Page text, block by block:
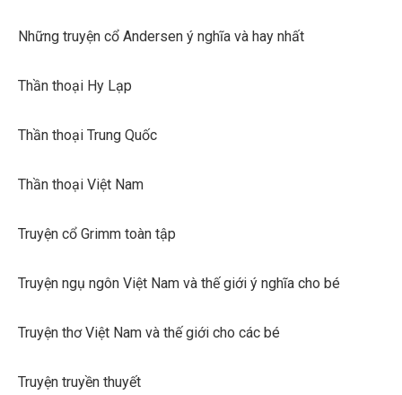
Những truyện cổ Andersen ý nghĩa và hay nhất
Thần thoại Hy Lạp
Thần thoại Trung Quốc
Thần thoại Việt Nam
Truyện cổ Grimm toàn tập
Truyện ngụ ngôn Việt Nam và thế giới ý nghĩa cho bé
Truyện thơ Việt Nam và thế giới cho các bé
Truyện truyền thuyết